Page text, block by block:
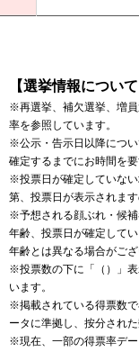
【選挙情報について
※再選挙、補欠選挙、増
率を参照しています。
※公示・告示日以降につ
確定するまでにお時間を
※投票日が確定していな
第、投票日が表示されま
※予想される顔ぶれ・候
年齢、投票日が確定して
年齢とは異なる場合がご
※投票数の下に「（）」
います。
※掲載されている得票数
ータに準拠し、按分された
※現在、一部の得票率デー